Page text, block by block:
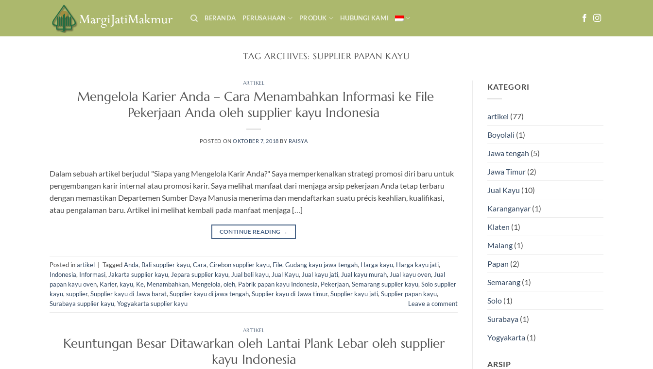
BERANDA PERUSAHAAN PRODUK HUBUNGI KAMI
TAG ARCHIVES: SUPPLIER PAPAN KAYU
ARTIKEL
Mengelola Karier Anda – Cara Menambahkan Informasi ke File
Pekerjaan Anda oleh supplier kayu Indonesia
POSTED ONOKTOBER 7, 2018 BY RAISYA
Dalam sebuah artikel berjudul "Siapa yang Mengelola Karir Anda?" Saya memperkenalkan strategi promosi diri baru untuk
pengembangan karir internal atau promosi karir. Saya melihat manfaat dari menjaga arsip pekerjaan Anda tetap terbaru
dengan memastikan Departemen Sumber Daya Manusia menerima dan mendaftarkan suatu précis keahlian, kualifikasi,
atau pengalaman baru. Artikel ini melihat kembali pada manfaat menjaga […]
CONTINUE READING →
Posted inartikel TaggedAnda, Bali supplier kayu, Cara, Cirebon supplier kayu, File, Gudang kayu jawa tengah, Harga kayu, Harga kayu jati,
Indonesia, Informasi, Jakarta supplier kayu, Jepara supplier kayu, Jual beli kayu, Jual Kayu, Jual kayu jati, Jual kayu murah, Jual kayu oven, Jual
papan kayu oven, Karier, kayu, Ke, Menambahkan, Mengelola, oleh, Pabrik papan kayu Indonesia, Pekerjaan, Semarang supplier kayu, Solo supplier
kayu, supplier, Supplier kayu di Jawa barat, Supplier kayu di jawa tengah, Supplier kayu di Jawa timur, Supplier kayu jati, Supplier papan kayu,
Surabaya supplier kayu, Yogyakarta supplier kayu Leave a comment
ARTIKEL
Keuntungan Besar Ditawarkan oleh Lantai Plank Lebar oleh supplier
kayu Indonesia
KATEGORI
artikel (77)
Boyolali (1)
Jawa tengah (5)
Jawa Timur (2)
Jual Kayu (10)
Karanganyar (1)
Klaten (1)
Malang (1)
Papan (2)
Semarang (1)
Solo (1)
Surabaya (1)
Yogyakarta (1)
ARSIP